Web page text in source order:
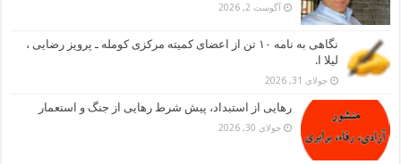
آگوست 2, 2026
نگاهی به نامه ۱۰ تن از اعضای کمیته مرکزی کومله ـ پرویز رضایی ،
لیلا ا.
جولای 31, 2026
رهایی از استبداد، پیش شرط رهایی از جنگ و استعمار
جولای 30, 2026